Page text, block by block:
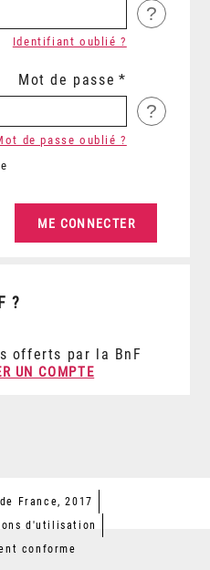
?
Identifiant oublié ?
Mot de passe
?
de passe oublié ?
?
offerts par la BnF
UN COMPTE
France, 2017
d'utilisation
conforme